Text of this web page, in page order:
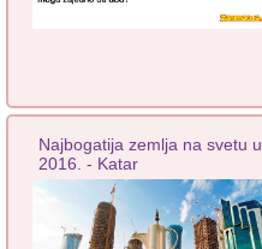
Najbogatija zemlja na svetu u
2016. - Katar